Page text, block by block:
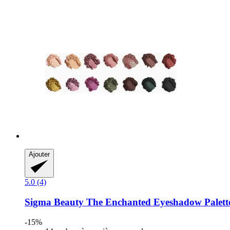
Ajouter
5.0 (4)
Sigma Beauty The Enchanted Eyeshadow
-15%